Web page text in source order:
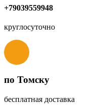
+79039559948
круглосуточно
по Томску
бесплатная доставка